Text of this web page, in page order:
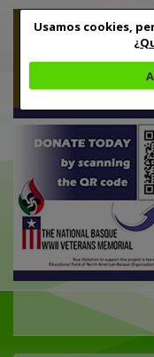
Usamos cookies,